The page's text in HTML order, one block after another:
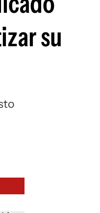
Siguenos en:
su